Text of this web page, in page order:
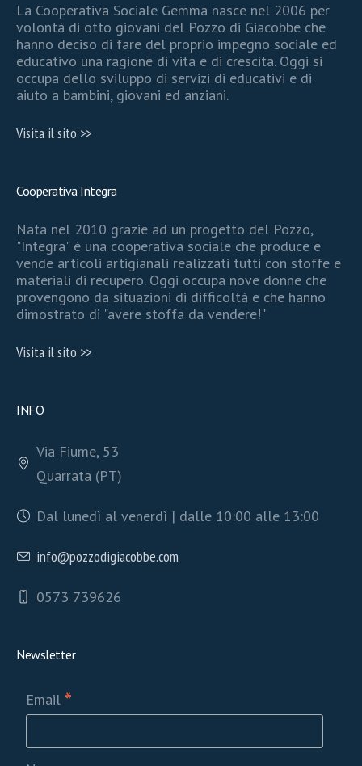
La Cooperativa Sociale Gemma nasce nel 2006 per
volontà di otto giovani del Pozzo di Giacobbe che
hanno deciso di fare del proprio impegno sociale ed
educativo una ragione di vita e di crescita. Oggi si
occupa dello sviluppo di servizi di educativi e di
aiuto a bambini, giovani ed anziani.
Visita il sito >>
Cooperativa Integra
Nata nel 2010 grazie ad un progetto del Pozzo,
"Integra" è una cooperativa sociale che produce e
vende articoli artigianali realizzati tutti con stoffe e
materiali di recupero. Oggi occupa nove donne che
provengono da situazioni di difficoltà e che hanno
dimostrato di "avere stoffa da vendere!"
Visita il sito >>
INFO
Via Fiume, 53
Quarrata (PT)
Dal lunedì al venerdì | dalle 10:00 alle 13:00
info@pozzodigiacobbe.com
0573 739626
Newsletter
Email *